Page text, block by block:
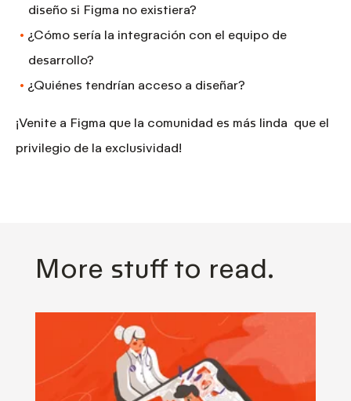
diseño si Figma no existiera?
¿Cómo sería la integración con el equipo de
desarrollo?
¿Quiénes tendrían acceso a diseñar?
¡Venite a Figma que la comunidad es más linda que el
privilegio de la exclusividad!
More stuff to read.